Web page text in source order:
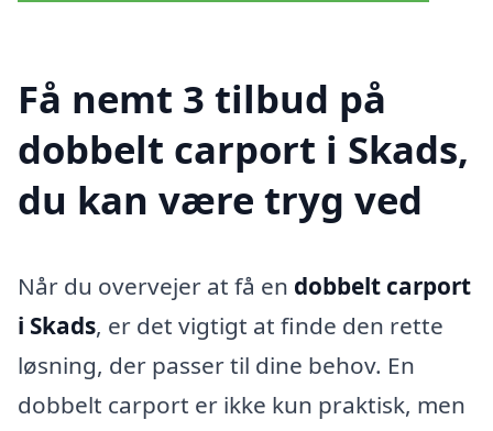
Få nemt 3 tilbud på
dobbelt carport i Skads,
du kan være tryg ved
Når du overvejer at få en dobbelt carport
i Skads, er det vigtigt at finde den rette
løsning, der passer til dine behov. En
dobbelt carport er ikke kun praktisk, men